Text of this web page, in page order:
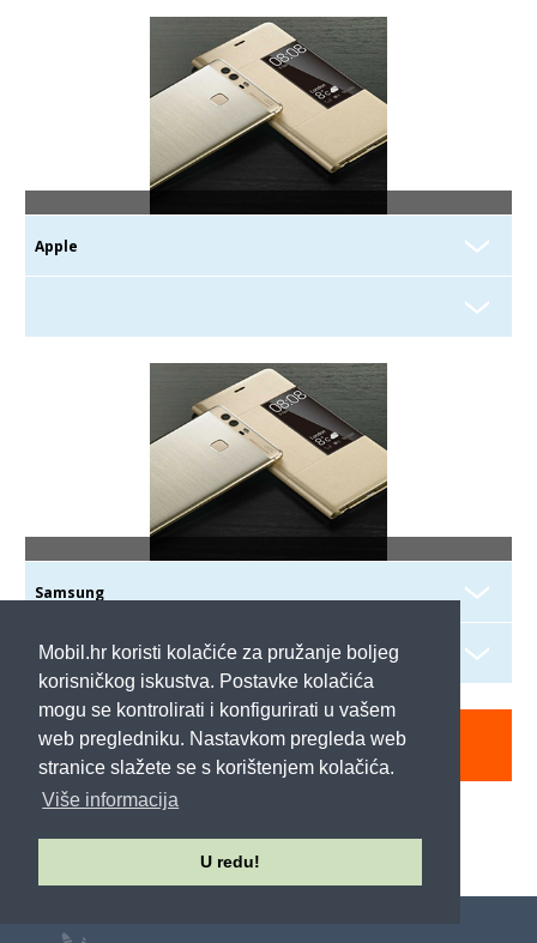
Mobil.hr koristi kolačiće za pružanje boljeg
korisničkog iskustva. Postavke kolačića
mogu se kontrolirati i konfigurirati u vašem
web pregledniku. Nastavkom pregleda web
stranice slažete se s korištenjem kolačića.
Više informacija
U redu!